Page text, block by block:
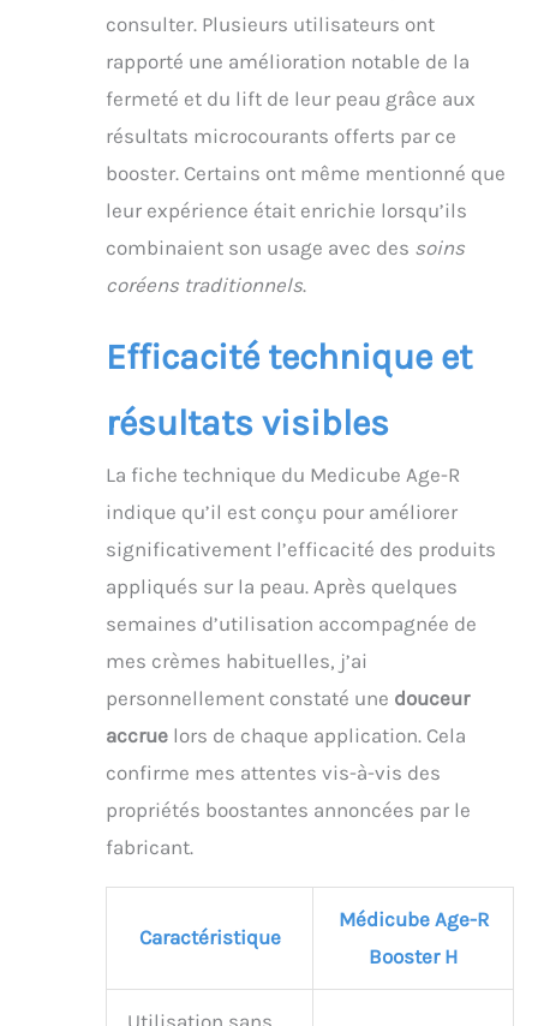
consulter. Plusieurs utilisateurs ont
rapporté une amélioration notable de la
fermeté et du lift de leur peau grâce aux
résultats microcourants offerts par ce
booster. Certains ont même mentionné que
leur expérience était enrichie lorsqu’ils
combinaient son usage avec des soins
coréens traditionnels.
Efficacité technique et
résultats visibles
La fiche technique du Medicube Age-R
indique qu’il est conçu pour améliorer
significativement l’efficacité des produits
appliqués sur la peau. Après quelques
semaines d’utilisation accompagnée de
mes crèmes habituelles, j’ai
personnellement constaté une douceur
accrue lors de chaque application. Cela
confirme mes attentes vis-à-vis des
propriétés boostantes annoncées par le
fabricant.
Caractéristique
Médicube Age-R
Booster H
Utilisation sans